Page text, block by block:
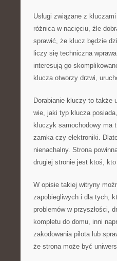
Usługi związane z
różnica w nacięciu, źle
sprawić, że klucz będzie
liczy się techniczna
interesują go
klucza otworzy drzwi,
Dorabianie kluczy to także
wie, jaki typ klucza
kluczyk samochodowy ma
zamka czy elektroniki.
nienachalny. Strona
drugiej stronie jest ktoś,
W opisie takiej witryny
zapobiegliwych i dla tych,
problemów w przyszłości,
kompletu do domu, inni
zakodowania pilota lub
że strona może być